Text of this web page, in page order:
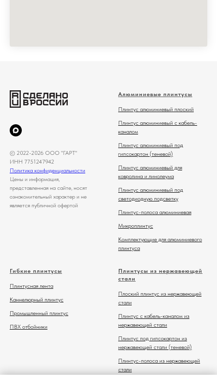
© 2022-2026 ООО "ГАРТ"
ИНН 7751247942
Политика конфиденциальности
Цены и информация,
представленная на сайте, носят
ознакомительный характер и не
является публичной офертой
Алюминиевые плинтусы
Плинтус алюминиевый плоский
Плинтус алюминиевый с кабель-
каналом
Плинтус алюминиевый под
гипсокартон (теневой)
Плинтус алюминиевый для
ковролина и линолеума
Плинтус алюминиевый под
светодиодную подсветку
Плинтус-полоса алюминиевая
Микроплинтус
Комплектующие для алюминиевого
плинтуса
Гибкие плинтусы
Плинтусная лента
Каннелюрный плинтус
Промышленный плинтус
ПВХ отбойники
Плинтусы из нержавеющей
стали
Плоский плинтус из нержавеющей
стали
Плинтус с кабель-каналом из
нержавеющей стали
Плинтус под гипсокартон из
нержавеющей стали (теневой)
Плинтус-полоса из нержавеющей
стали